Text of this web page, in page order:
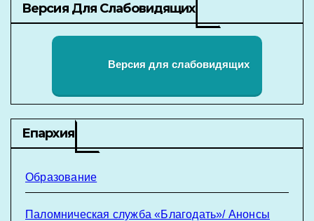
Версия Для Слабовидящих
Версия для слабовидящих
Епархия
Образование
Паломническая служба «Благодать»/ Анонсы